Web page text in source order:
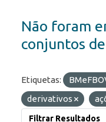
Não foram
conjuntos
Etiquetas:
derivativos
Filtrar Resultados